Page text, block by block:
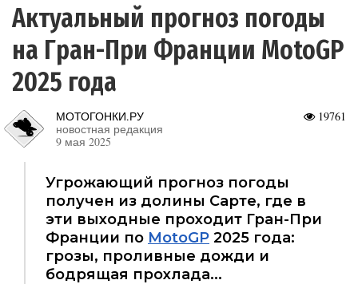
Актуальный прогноз погоды
на Гран-При Франции MotoGP
2025 года
19761
МОТОГОНКИ.РУ
новостная редакция
9 мая 2025
Угрожающий прогноз погоды
получен из долины Сарте, где в
эти выходные проходит Гран-При
Франции по MotoGP 2025 года:
грозы, проливные дожди и
бодрящая прохлада...